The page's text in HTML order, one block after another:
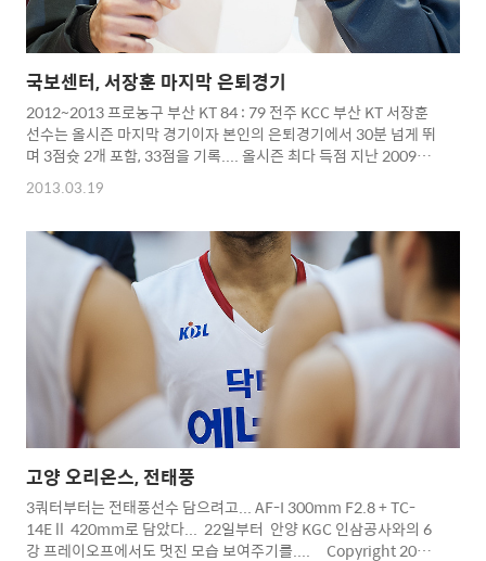
국보센터, 서장훈 마지막 은퇴경기
2012~2013 프로농구 부산 KT 84 : 79 전주 KCC 부산 KT 서장훈
선수는 올시즌 마지막 경기이자 본인의 은퇴경기에서 30분 넘게 뛰
며 3점슛 2개 포함, 33점을 기록.... 올시즌 최다 득점 지난 2009년
12월 13일 대구 오리온스전 이후 1192일만에 30득점 이상을 올리
며 유종의 미를 거뒀다... 마지막 득점장면을 놓치지않을까 걱정했
의 축하무대도.... 그동안 수고하셨습니다... 끝이 아닌 또다른 시작
을 위하여... 당신이 있어 행복했습니다... 당신은 영원한 대한민국
의 국보센터입니다... 서장훈~~~화이팅!!!!! 다른 사진은 정리해서
올릴께요...^^* Copyright 2012. toodur2 All p..
2013.03.19
고양 오리온스, 전태풍
3쿼터부터는 전태풍선수 담으려고... AF-I 300mm F2.8 + TC-
14E ll 420mm로 담았다... 22일부터 안양 KGC 인삼공사와의 6
강 프레이오프에서도 멋진 모습 보여주기를.... Copyright 2012.